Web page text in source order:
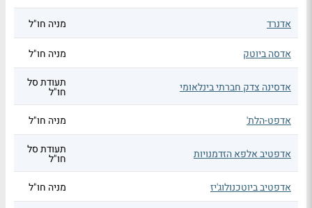
אדנרד מניה חו"ל
אדסה ביוטק מניה חו"ל
אדסינה צדק חברתי בינלאומי תעודת סל
חו"ל
אדפט-הלת'
מניה חו"ל
אדפטיב אלפא הזדמנויות תעודת סל
חו"ל
אדפטיב ביוטכנולוג'יז
מניה חו"ל